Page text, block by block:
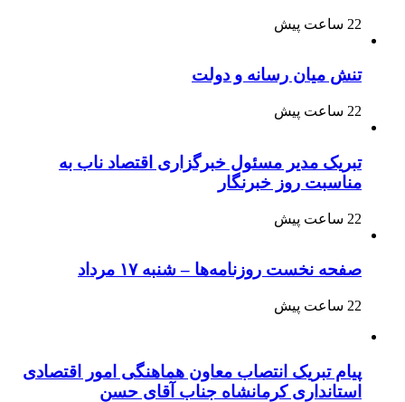
22 ساعت پیش
تنش میان رسانه و دولت
22 ساعت پیش
تبریک مدیر مسئول خبرگزاری اقتصاد ناب به
مناسبت روز خبرنگار
22 ساعت پیش
صفحه نخست روزنامه‌ها – شنبه ۱۷ مرداد
22 ساعت پیش
پیام تبریک انتصاب معاون هماهنگی امور اقتصادی
استانداری کرمانشاه جناب آقای حسن